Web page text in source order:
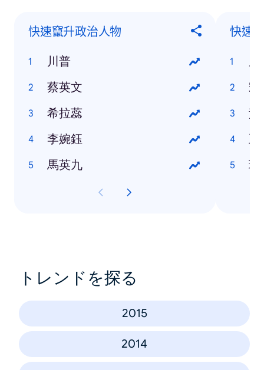
快速竄升政治人物
川普
蔡英文
希拉蕊
李婉鈺
馬英九
快速
宋
黃
王
瑪
トレンドを探る
2015
2014